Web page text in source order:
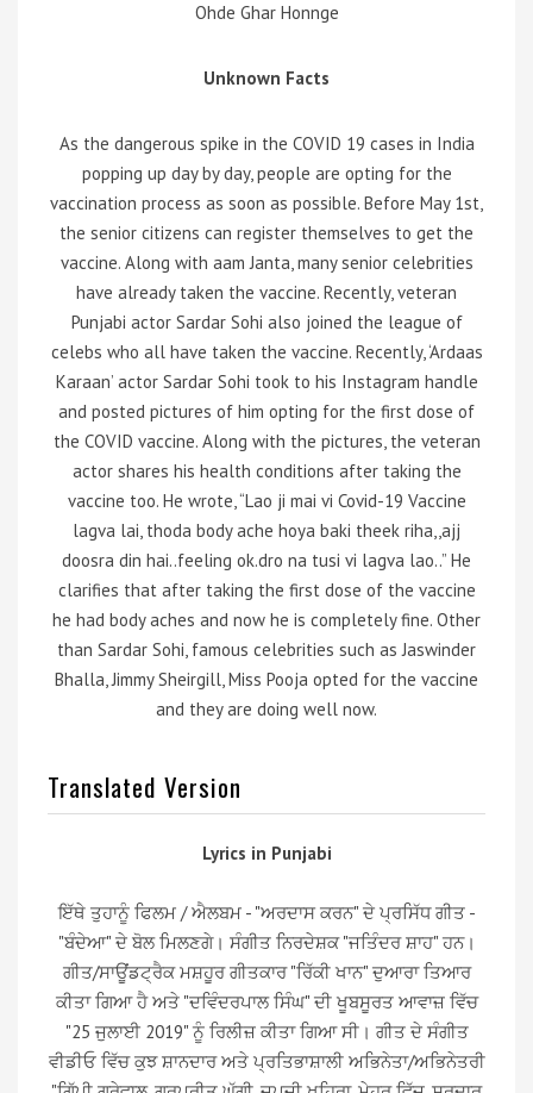
Ohde Ghar Honnge
Unknown Facts
As the dangerous spike in the COVID 19 cases in India
popping up day by day, people are opting for the
vaccination process as soon as possible. Before May 1st,
the senior citizens can register themselves to get the
vaccine. Along with aam Janta, many senior celebrities
have already taken the vaccine. Recently, veteran
Punjabi actor Sardar Sohi also joined the league of
celebs who all have taken the vaccine. Recently, ‘Ardaas
Karaan’ actor Sardar Sohi took to his Instagram handle
and posted pictures of him opting for the first dose of
the COVID vaccine. Along with the pictures, the veteran
actor shares his health conditions after taking the
vaccine too. He wrote, “Lao ji mai vi Covid-19 Vaccine
lagva lai, thoda body ache hoya baki theek riha,,ajj
doosra din hai..feeling ok.dro na tusi vi lagva lao..” He
clarifies that after taking the first dose of the vaccine
he had body aches and now he is completely fine. Other
than Sardar Sohi, famous celebrities such as Jaswinder
Bhalla, Jimmy Sheirgill, Miss Pooja opted for the vaccine
and they are doing well now.
Translated Version
Lyrics in Punjabi
ਇੱਥੇ ਤੁਹਾਨੂੰ ਫਿਲਮ / ਐਲਬਮ - "ਅਰਦਾਸ ਕਰਨ" ਦੇ ਪ੍ਰਸਿੱਧ ਗੀਤ -
"ਬੰਦੇਆ" ਦੇ ਬੋਲ ਮਿਲਣਗੇ। ਸੰਗੀਤ ਨਿਰਦੇਸ਼ਕ "ਜਤਿੰਦਰ ਸ਼ਾਹ" ਹਨ।
ਗੀਤ/ਸਾਊਂਡਟ੍ਰੈਕ ਮਸ਼ਹੂਰ ਗੀਤਕਾਰ "ਰਿੱਕੀ ਖਾਨ" ਦੁਆਰਾ ਤਿਆਰ
ਕੀਤਾ ਗਿਆ ਹੈ ਅਤੇ "ਦਵਿੰਦਰਪਾਲ ਸਿੰਘ" ਦੀ ਖੂਬਸੂਰਤ ਆਵਾਜ਼ ਵਿੱਚ
"25 ਜੁਲਾਈ 2019" ਨੂੰ ਰਿਲੀਜ਼ ਕੀਤਾ ਗਿਆ ਸੀ। ਗੀਤ ਦੇ ਸੰਗੀਤ
ਵੀਡੀਓ ਵਿੱਚ ਕੁਝ ਸ਼ਾਨਦਾਰ ਅਤੇ ਪ੍ਰਤਿਭਾਸ਼ਾਲੀ ਅਭਿਨੇਤਾ/ਅਭਿਨੇਤਰੀ